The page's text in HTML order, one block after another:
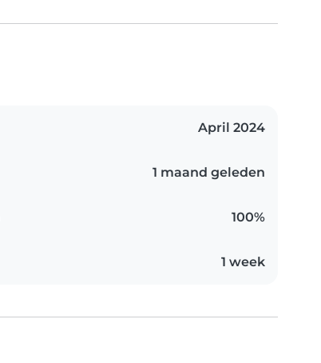
April 2024
1 maand geleden
100%
1 week